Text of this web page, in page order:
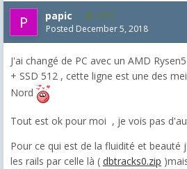
papic 1,372
Posted December 5, 2018
J'ai changé de PC avec un AMD
+ SSD 512 , cette ligne est une des
Nord
Tout est ok pour moi , je vois pas
Pour ce qui est de la fluidité et beauté
les rails par celle là ( dbtracks0.zip